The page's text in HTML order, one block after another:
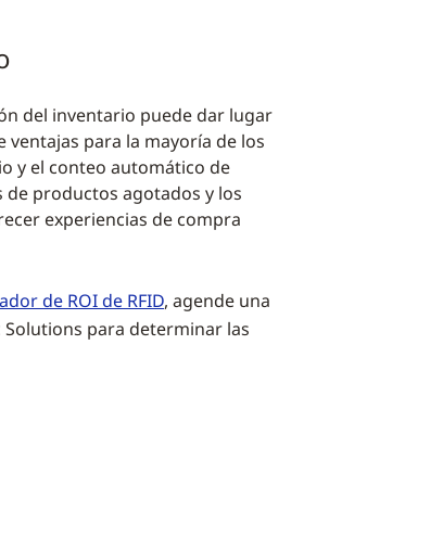
del inventario puede dar lugar
para la mayoría de los
y el conteo automático de
productos agotados y los
experiencias de compra
de ROI de RFID, agende una
para determinar las